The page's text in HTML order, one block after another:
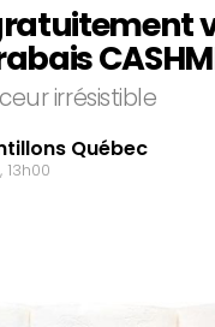
irrésistible
Québec
13h00